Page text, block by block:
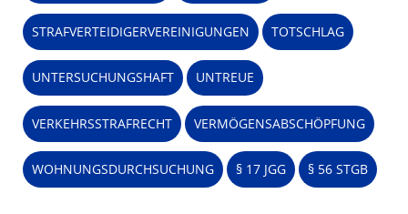
STRAFVERTEIDIGERVEREINIGUNGEN TOTSCHLAG
UNTERSUCHUNGSHAFT UNTREUE
VERKEHRSSTRAFRECHT VERMÖGENSABSCHÖPFUNG
WOHNUNGSDURCHSUCHUNG § 17 JGG § 56 STGB